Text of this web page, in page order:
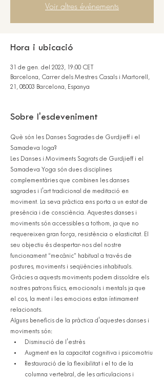
Voir altres événements
Hora i ubicació
31 de gen. del 2023, 19:00 CET
Barcelona, Carrer dels Mestres Casals i Martorell,
21, 08003 Barcelona, Espanya
Sobre l'esdeveniment
Què són les Danses Sagrades de Gurdjieff i el
Samadeva Ioga?
Les Danses i Moviments Sagrats de Gurdjieff i el
Samadeva Yoga són dues disciplines
complementàries que combinen les danses
sagrades i l'art tradicional de meditació en
moviment. La seva pràctica ens porta a un estat de
presència i de consciència. Aquestes danses i
moviments són accessibles a tothom, ja que no
requereixen gran força, resistència o elasticitat. El
seu objectiu és despertar-nos del nostre
funcionament “mecànic” habitual a través de
postures, moviments i seqüències inhabituals.
Gràcies a aquests moviments podem dissoldre els
nostres patrons físics, emocionals i mentals ja que
el cos, la ment i les emocions estan íntimament
relacionats.
Alguns beneficis de la pràctica d'aquestes danses i
moviments són:
Disminució de l'estrès
Augment en la capacitat cognitiva i psicomotriu
Restauració de la flexibilitat i el to de la
columna vertebral, de les articulacions i